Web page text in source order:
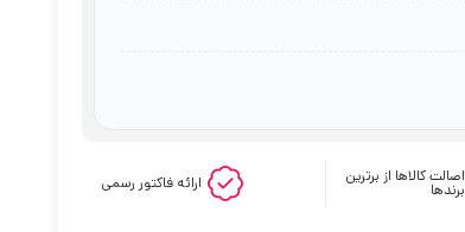
اصالت کالاها از برترین
برندها ارائه فاکتور رسمی